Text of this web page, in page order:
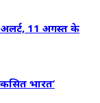
अलर्ट, 11 अगस्त के
भारत’